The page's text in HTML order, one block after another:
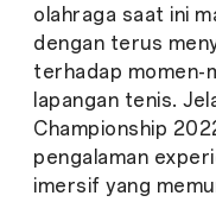
olahraga saat ini
dengan terus
terhadap momen-
lapangan tenis.
Championship
pengalaman
imersif yang